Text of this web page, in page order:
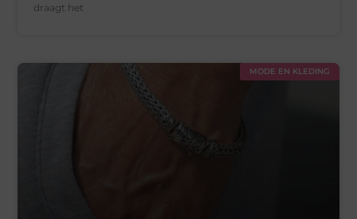
draagt het
MODE EN KLEDING